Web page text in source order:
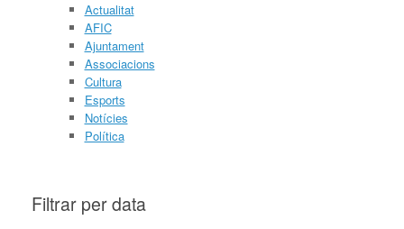
Actualitat
AFIC
Ajuntament
Associacions
Cultura
Esports
Notícies
Política
Filtrar per data